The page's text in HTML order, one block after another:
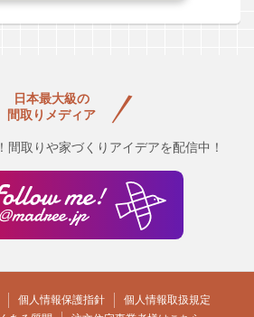
日本最大級の
間取りメディア
間取りや家づくりアイデアを配信中！
個人情報保護指針
個人情報取扱規定